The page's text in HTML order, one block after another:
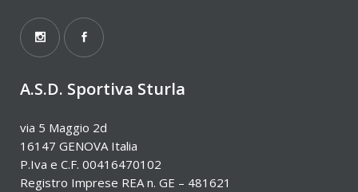
A.S.D. Sportiva Sturla
via 5 Maggio 2d
16147 GENOVA Italia
P.Iva e C.F. 00416470102
Registro Imprese REA n. GE – 481621